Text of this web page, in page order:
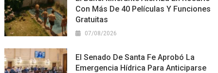
Con Más De 40 Películas Y Funciones
Gratuitas
07/08/2026
El Senado De Santa Fe Aprobó La
Emergencia Hídrica Para Anticiparse